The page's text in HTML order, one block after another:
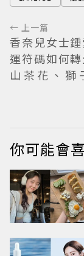
← 上一篇
香奈兒女士
運符碼如何
山茶花、獅
mboles》的
學
你可能會